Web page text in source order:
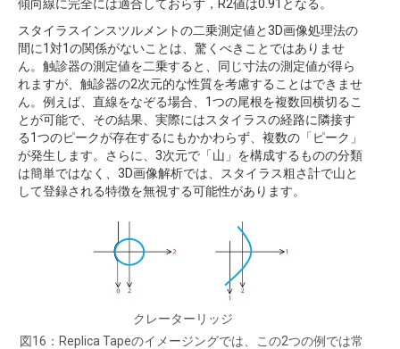
傾向線に完全には適合しておらず，R2値は0.91となる。
スタイラスインスツルメントの二乗測定値と3D画像処理法の
間に1対1の関係がないことは、驚くべきことではありませ
ん。触診器の測定値を二乗すると、同じ寸法の測定値が得ら
れますが、触診器の2次元的な性質を考慮することはできませ
ん。例えば、直線をなぞる場合、1つの尾根を複数回横切るこ
とが可能で、その結果、実際にはスタイラスの経路に隣接す
る1つのピークが存在するにもかかわらず、複数の「ピーク」
が発生します。さらに、3次元で「山」を構成するものの分類
は簡単ではなく、3D画像解析では、スタイラス粗さ計で山と
して登録される特徴を無視する可能性があります。
クレーターリッジ
図16：Replica Tapeのイメージングでは、この2つの例では常